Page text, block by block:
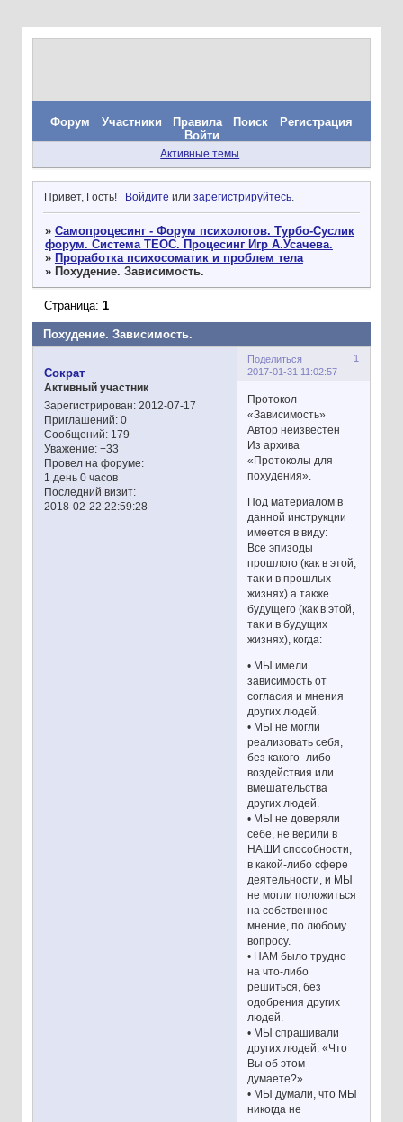
Форум Участники Правила Поиск
Регистрация
Войти
Активные темы
Привет, Гость! Войдите или зарегистрируйтесь.
» Самопроцесинг - Форум психологов. Турбо-Суслик
форум. Система ТЕОС. Процесинг Игр А.Усачева.
» Проработка психосоматик и проблем тела
» Похудение. Зависимость.
Похудение. Зависимость.
Страница: 1
Поделиться
1
2017-01-31 11:02:57
Сократ
Активный участник
Зарегистрирован: 2012-07-17
Приглашений:0
Сообщений:179
Уважение: +33
Провел на форуме:
1 день 0 часов
Последний визит:
2018-02-22 22:59:28
Протокол
«Зависимость»
Автор неизвестен
Из архива
«Протоколы для
похудения».
Под материалом в
данной инструкции
имеется в виду:
Все эпизоды
прошлого (как в этой,
так и в прошлых
жизнях) а также
будущего (как в этой,
так и в будущих
жизнях), когда:
• МЫ имели
зависимость от
согласия и мнения
других людей.
• МЫ не могли
реализовать себя,
без какого- либо
воздействия или
вмешательства
других людей.
• МЫ не доверяли
себе, не верили в
НАШИ способности,
в какой-либо сфере
деятельности, и МЫ
не могли положиться
на собственное
мнение, по любому
вопросу.
• НАМ было трудно
на что-либо
решиться, без
одобрения других
людей.
• МЫ спрашивали
других людей: «Что
Вы об этом
думаете?».
• МЫ думали, что МЫ
никогда не